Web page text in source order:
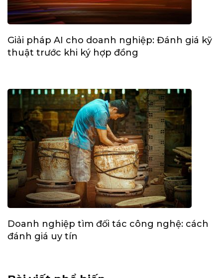
Giải pháp AI cho doanh nghiệp: Đánh giá kỹ
thuật trước khi ký hợp đồng
Doanh nghiệp tìm đối tác công nghệ: cách
đánh giá uy tín